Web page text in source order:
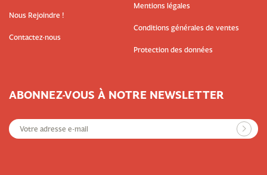
Nous Rejoindre !
Contactez-nous
Mentions légales
Conditions générales de ventes
Protection des données
ABONNEZ-VOUS À NOTRE NEWSLETTER